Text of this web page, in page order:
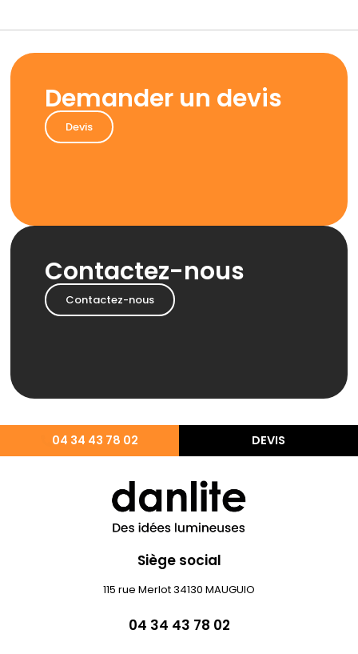
Demander un devis
Devis
Contactez-nous
Contactez-nous
04 34 43 78 02 DEVIS
Siège social
115 rue Merlot 34130 MAUGUIO
04 34 43 78 02